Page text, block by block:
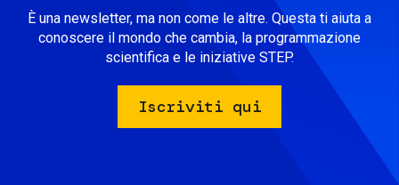
È una newsletter, ma non come le altre. Questa ti aiuta a
conoscere il mondo che cambia, la programmazione
scientifica e le iniziative STEP.
Iscriviti qui